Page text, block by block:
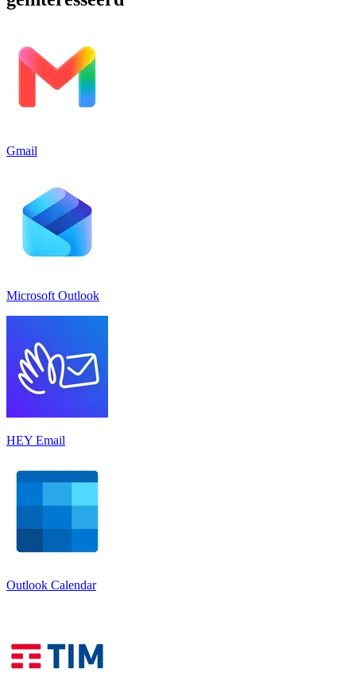
Gmail
Microsoft Outlook
HEY Email
Outlook Calendar